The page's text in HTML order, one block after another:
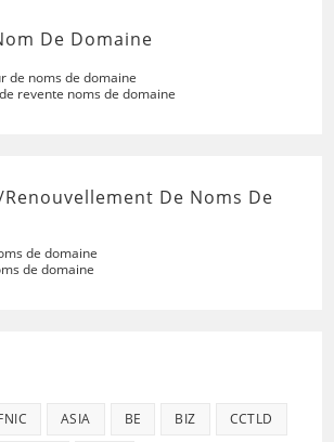
De Domaine
de noms de domaine
revente noms de domaine
De Noms De
de domaine
de domaine
ASIA BE BIZ CCTLD